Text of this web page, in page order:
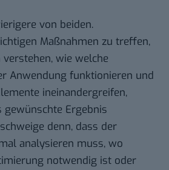
von beiden.
Maßnahmen zu treffen,
wie welche
Anwendung funktionieren und
ineinandergreifen,
gewünschte Ergebnis
denn, dass der
analysieren muss, wo
notwendig ist oder